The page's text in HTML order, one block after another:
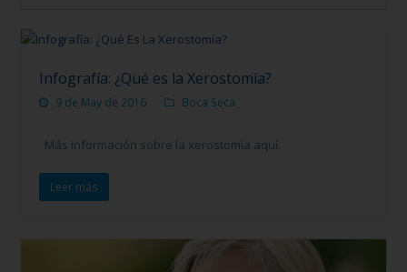
Infografía: ¿Qué es la Xerostomía?
9 de May de 2016 Boca Seca
Más información sobre la xerostomía aquí.
Leer más